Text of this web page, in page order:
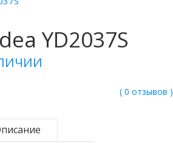
YD2037S
( 0 отзывов )